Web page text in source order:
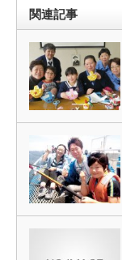
関連記事